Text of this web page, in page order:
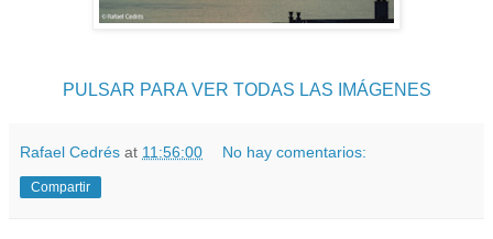
PULSAR PARA VER TODAS LAS IMÁGENES
Rafael Cedrés at 11:56:00 No hay comentarios:
Compartir